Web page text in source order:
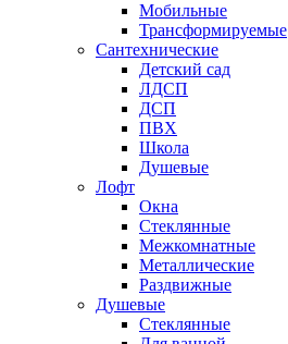
Мобильные
Трансформируемые
Сантехнические
Детский сад
ЛДСП
ДСП
ПВХ
Школа
Душевые
Лофт
Окна
Стеклянные
Межкомнатные
Металлические
Раздвижные
Душевые
Стеклянные